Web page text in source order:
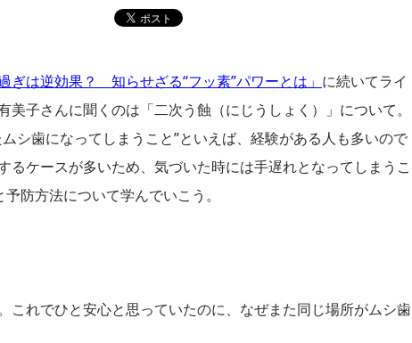
ぎは逆効果？ 知らせざる“フッ素”パワーとは」 に続いてライ
子さんに聞くのは「二次う蝕（にじうしょく）」について。
シ歯になってしまうこと”といえば、経験がある人も多いので
ケースが多いため、気づいた時には手遅れとなってしまうこ
防方法について学んでいこう。
れでひと安心と思っていたのに、なぜまた同じ場所がムシ歯